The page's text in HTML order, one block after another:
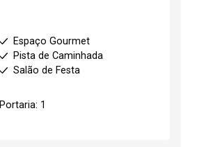
Espaço Gourmet
Pista de Caminhada
Salão de Festa
Portaria: 1